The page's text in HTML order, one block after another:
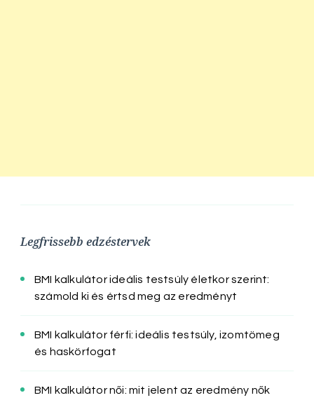
Legfrissebb edzéstervek
BMI kalkulátor ideális testsúly életkor szerint:
számold ki és értsd meg az eredményt
BMI kalkulátor férfi: ideális testsúly, izomtömeg
és haskörfogat
BMI kalkulátor női: mit jelent az eredmény nők